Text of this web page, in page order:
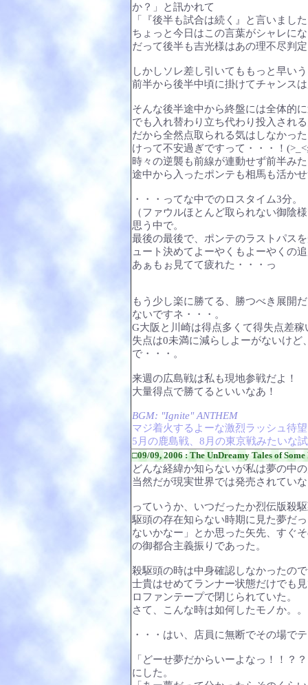
か？」と訊かれて
「『後半も試合は続く』と言いまし
ちょっと今日はこの言葉がシャレに
だって後半も吉光様はあの理不尽判
しかしソレ差し引いてももっと早い
前半から後半中頃に掛けてチャンス
そんな後半途中から終盤には全体的
でも入れ替わり立ち代わり投入され
だから全然点取られる気はしなかっ
けって不安過ぎですって・・・！
時々の逆襲も前線が連動せず前半み
途中から入ったポンテも相馬も活か
・・・ってな中でのロスタイム3分。
（ファウルほとんど取られない御陰
思う中で。
最後の最後で、ポンテのラストパス
ュート決めてよーやくもよーやくの
あぁもぉ見てて疲れた・・・っ
もう少し楽に勝てる、勝つべき展開
ないですネ・・・。
G大阪と川崎は得点多くて得失点差
失点は0未満に減らしよーがないけ
で・・・。
来週の広島戦は私も現地参戦だよ！
大量得点で勝てるといいなあ！
BGM: "Ignite" ANTHEM
マジ着火するよーな激烈ラッシュ待
5月の鹿島戦、8月の東京戦みたいな
□09/09, 2006 : The UnDreamy Tales of
どんな経緯か知らないが私は夢の中
当然だが現実世界では発売されてい
っていうか、いつだったか烈伝版殺
駆頭の存在知らない時期に見た夢だ
ないかなー」とか思った矢先、すぐ
の御都合主義振りであった。
殺駆頭の時は中身確認しなかったの
士貴はせめてランナー状態だけでも
ロファンテープで閉じられていた。
さて、こんな時は如何したモノか。。
・・・はい、店員に無断でその場で
「どーせ夢だからいーよなっ！！？
にした。